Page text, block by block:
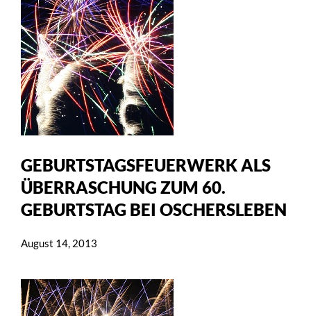
GEBURTSTAGSFEUERWERK ALS
ÜBERRASCHUNG ZUM 60.
GEBURTSTAG BEI OSCHERSLEBEN
August 14, 2013